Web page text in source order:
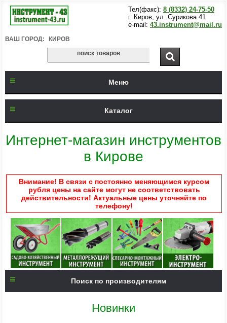
Тел(факс): 8 (8332) 24-75-50
г. Киров, ул. Сурикова 41
e-mail: 43.instrument@mail.ru
ВАШ ГОРОД: КИРОВ
Меню
Каталог
Интернет-магазин инструментов
в Кирове
Внимание! В связи с постоянно меняющимся курсом
рубля цены на сайте могут не соответствовать
действительности! Актуальные цены уточняйте по
телефону!
Поиск по производителям
Новинки